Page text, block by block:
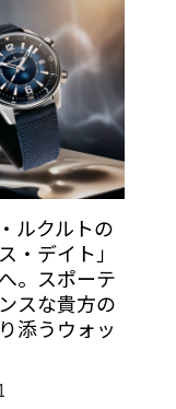
ルクルトの
・デイト」
。スポーテ
スな貴方の
添うウォッ